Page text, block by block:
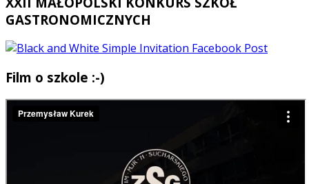
GASTRONOMICZNYCH
Film o szkole :-)